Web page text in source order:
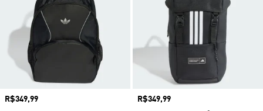
Preço
R$349,99
Preço
R$349,99